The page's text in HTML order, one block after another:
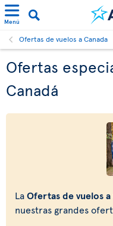
Menú
Ofertas de vuelos a Canada
Ofertas
Canadá
LaOfertas de vuelos
nuestras grandes